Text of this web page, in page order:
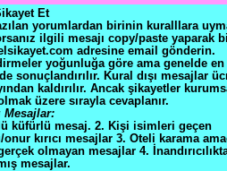
Et
yorumlardan birinin kuralllara
ilgili mesajı copy/paste yaparak
adresine email gönderin.
yoğunluğa göre ama genelde
sonuçlandırılır. Kural dışı mesajlar
kaldırılır. Ancak şikayetler
üzere sırayla cevaplanır.
Mesajlar:
küfürlü mesaj. 2. Kişi isimleri geçen
kırıcı mesajlar 3. Oteli karama
olmayan mesajlar 4.
mesajlar.